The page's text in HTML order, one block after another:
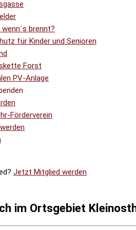
brennt?
für Kinder und Senioren
Forst
PV-Anlage
Förderverein
Jetzt Mitglied werden
im Ortsgebiet